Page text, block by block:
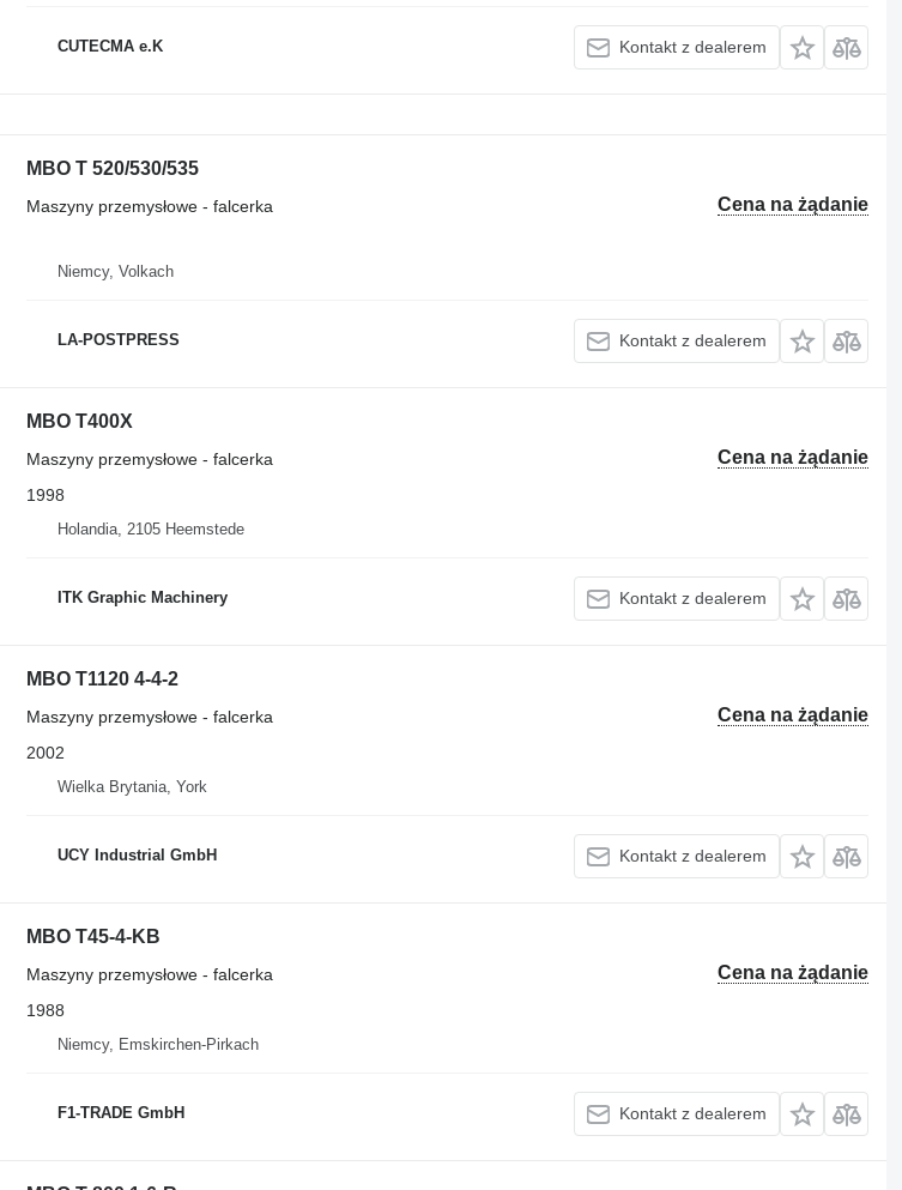
CUTECMA e.K Kontakt z dealerem
MBO T 520/530/535
Cena na żądanie
Maszyny przemysłowe - falcerka
Niemcy, Volkach
LA-POSTPRESS Kontakt z dealerem
MBO T400X
Cena na żądanie
Maszyny przemysłowe - falcerka
1998
Holandia, 2105 Heemstede
ITK Graphic Machinery Kontakt z dealerem
MBO T1120 4-4-2
Cena na żądanie
Maszyny przemysłowe - falcerka
2002
Wielka Brytania, York
UCY Industrial GmbH Kontakt z dealerem
MBO T45-4-KB
Cena na żądanie
Maszyny przemysłowe - falcerka
1988
Niemcy, Emskirchen-Pirkach
F1-TRADE GmbH Kontakt z dealerem